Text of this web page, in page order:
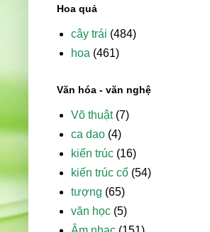
Hoa quả
cây trái (484)
hoa (461)
Văn hóa - văn nghệ
Võ thuật (7)
ca dao (4)
kiến trúc (16)
kiến trúc cổ (54)
tượng (65)
văn học (5)